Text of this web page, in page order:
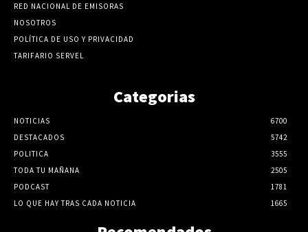
RED NACIONAL DE EMISORAS
NOSOTROS
POLÍTICA DE USO Y PRIVACIDAD
TARIFARIO SERVEL
Categorias
NOTICIAS
6700
DESTACADOS
5742
POLITICA
3555
TODA TU MAÑANA
2505
PODCAST
1781
LO QUE HAY TRAS CADA NOTICIA
1665